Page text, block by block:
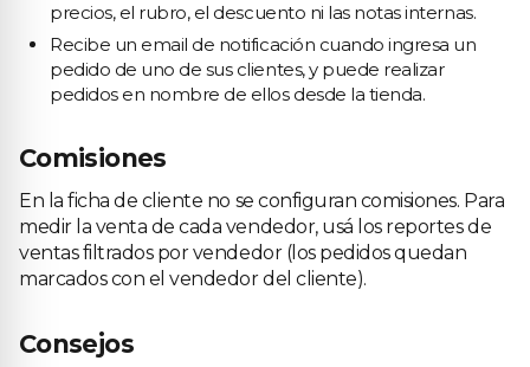
precios, el rubro, el descuento ni las notas internas.
Recibe un email de notificación cuando ingresa un
pedido de uno de sus clientes, y puede realizar
pedidos en nombre de ellos desde la tienda.
Comisiones
En la ficha de cliente no se configuran comisiones. Para
medir la venta de cada vendedor, usá los reportes de
ventas filtrados por vendedor (los pedidos quedan
marcados con el vendedor del cliente).
Consejos